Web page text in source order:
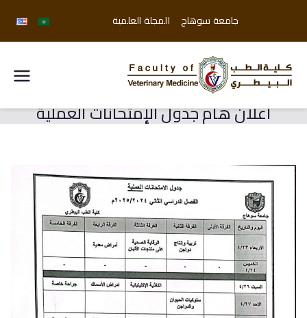
جامعة سوهاج المجلة العلمية
الطب
البيطري
جامعة
سوهاج
اعلان هام جدول الإمتحانات العملية